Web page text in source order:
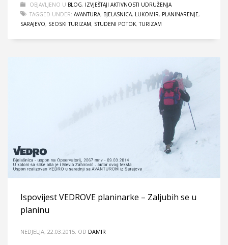
OBJAVLJENO U BLOG, IZVJEŠTAJI AKTIVNOSTI UDRUŽENJA
TAGGED UNDER: AVANTURA, BJELASNICA, LUKOMIR, PLANINARENJE,
SARAJEVO, SEOSKI TURIZAM, STUDENI POTOK,TURIZAM
Ispovijest VEDROVE planinarke – Zaljubih se u
planinu
NEDJELJA, 22.03.2015. OD DAMIR